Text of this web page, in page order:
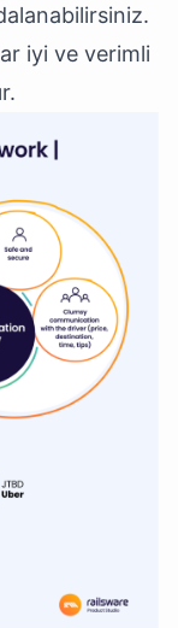
iyi ve verimli